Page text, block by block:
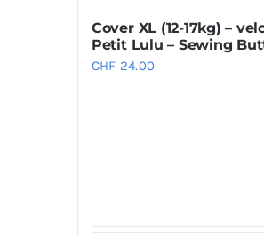
prodotto
Cover XL (12-17kg) –
Petit Lulu – Sewing
CHF 24.00